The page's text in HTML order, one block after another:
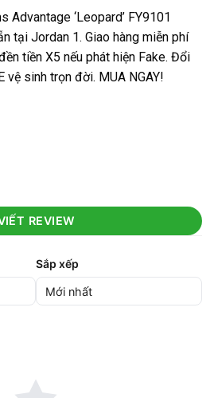
Advantage ‘Leopard’ FY9101
tại Jordan 1. Giao hàng miễn phí
tiền X5 nếu phát hiện Fake. Đổi
vệ sinh trọn đời. MUA NGAY!
REVIEW
Sắp xếp